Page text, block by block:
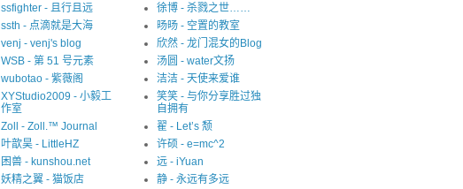
ssfighter - 且行且远
ssth - 点滴就是大海
venj - venj's blog
WSB - 第 51 号元素
wubotao - 紫薇阁
XYStudio2009 - 小毅工
作室
Zoll - Zoll.™ Journal
叶歆昊 - LittleHZ
困兽 - kunshou.net
妖精之翼 - 猫饭店
徐博 - 杀戮之世……
旸旸 - 空置的教室
欣然 - 龙门混女的Blog
汤圆 - water文扬
洁洁 - 天使来爱谁
笑笑 - 与你分享胜过独
自拥有
翟 - Let’s 颓
许硕 - e=mc^2
远 - iYuan
静 - 永远有多远